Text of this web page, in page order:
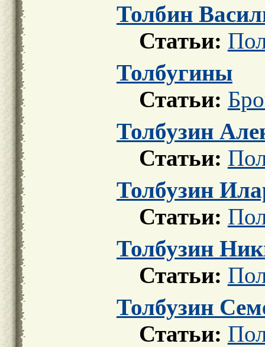
Толбин
Статьи:
Толбугины
Статьи:
Толбузин
Статьи:
Толбузин
Статьи:
Толбузин
Статьи:
Толбузин
Статьи: